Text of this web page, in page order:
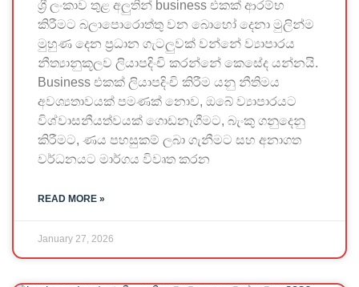
ශ්‍රී ලංකාව තුළ අලුතින් business එකක් ආරම්භ
කිරීමට බලාපොරොත්තු වන බොහෝ දෙනා මුලින්ම
මුහුණ දෙන ප්‍රධාන ගැටලුවක් වන්නේ ව්‍යාපාරය
නීත්‍යානුකූලව ලියාපදිංචි කරන්නේ කෙසේද යන්නයි.
Business එකක් ලියාපදිංචි කිරීම යනු නීතිමය
අවශ්‍යතාවයක් පමණක් නොව, ඔබේ ව්‍යාපාරයට
විශ්වාසනීයත්වයක් ගොඩනැගීමට, බැංකු ගනුදෙනු
කිරීමට, ණය පහසුකම් ලබා ගැනීමට සහ අනාගත
වර්ධනයට මාර්ගය විවෘත කරන
READ MORE »
January 27, 2026